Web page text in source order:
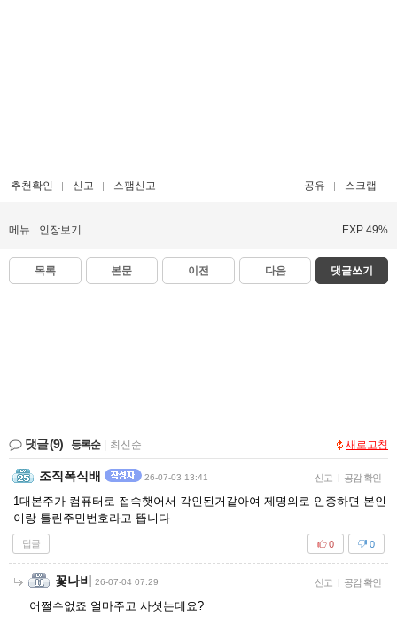
추천확인 신고 스팸신고 공유 스크랩
메뉴 인장보기 EXP 49%
목록 본문 이전 다음 댓글쓰기
댓글(9) 등록순 최신순 새로고침
조직폭식배 26-07-03 13:41 신고 | 공감 확인
1대본주가 컴퓨터로 접속햇어서 각인된거같아여 제명의로 인증하면 본인
이랑 틀린주민번호라고 뜹니다
답글 0
0
꽃나비 26-07-04 07:29 신고 | 공감 확인
어쩔수없죠 얼마주고 사셧는데요?